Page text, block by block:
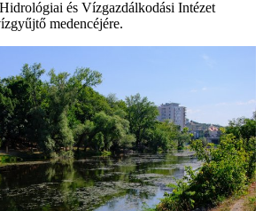
és Vízgazdálkodási Intézet
medencéjére.